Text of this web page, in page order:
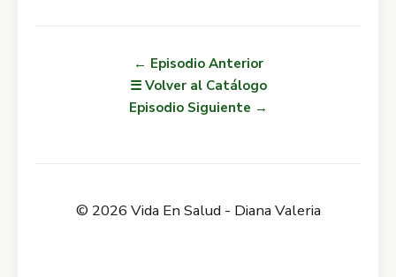
← Episodio Anterior
☰ Volver al Catálogo
Episodio Siguiente →
© 2026 Vida En Salud - Diana Valeria